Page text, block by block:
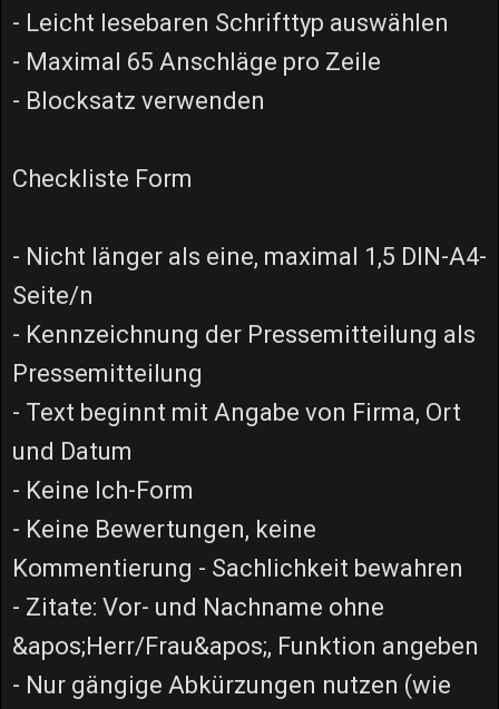
- Leicht lesebaren Schrifttyp auswählen
- Maximal 65 Anschläge pro Zeile
- Blocksatz verwenden
Checkliste Form
- Nicht länger als eine, maximal 1,5 DIN-A4-
Seite/n
- Kennzeichnung der Pressemitteilung als
Pressemitteilung
- Text beginnt mit Angabe von Firma, Ort
und Datum
- Keine Ich-Form
- Keine Bewertungen, keine
Kommentierung - Sachlichkeit bewahren
- Zitate: Vor- und Nachname ohne
&apos;Herr/Frau&apos;, Funktion angeben
- Nur gängige Abkürzungen nutzen (wie